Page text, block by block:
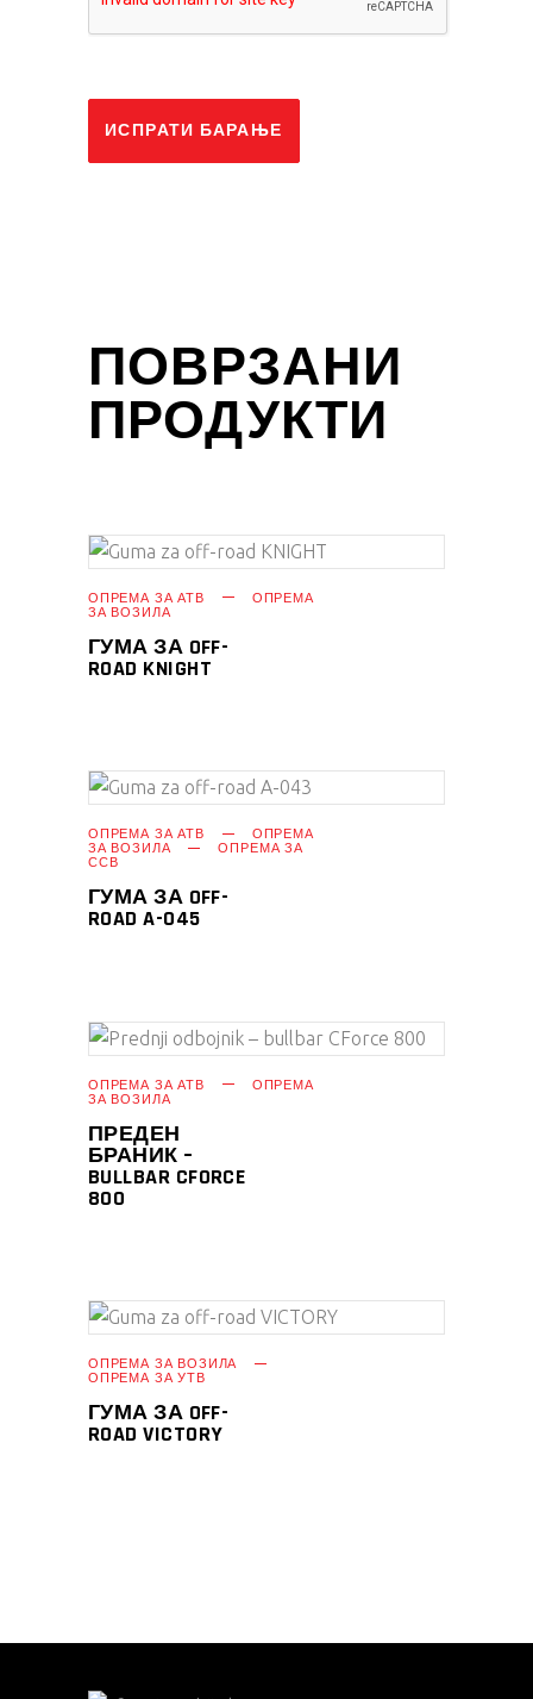
ИСПРАТИ БАРАЊЕ
ПОВРЗАНИ
ПРОДУКТИ
ПРОЧИТАЈ ПОВЕЌЕ
ОПРЕМА ЗА АТВ ОПРЕМА
ЗА ВОЗИЛА
ГУМА ЗА OFF-
ROAD KNIGHT
ПРОЧИТАЈ ПОВЕЌЕ
ОПРЕМА ЗА АТВ ОПРЕМА
ЗА ВОЗИЛА ОПРЕМА ЗА
ССВ
ГУМА ЗА OFF-
ROAD A-045
ПРОЧИТАЈ ПОВЕЌЕ
ОПРЕМА ЗА АТВ ОПРЕМА
ЗА ВОЗИЛА
ПРЕДЕН
БРАНИК –
BULLBAR CFORCE
800
ПРОЧИТАЈ ПОВЕЌЕ
ОПРЕМА ЗА ВОЗИЛА
ОПРЕМА ЗА УТВ
ГУМА ЗА OFF-
ROAD VICTORY